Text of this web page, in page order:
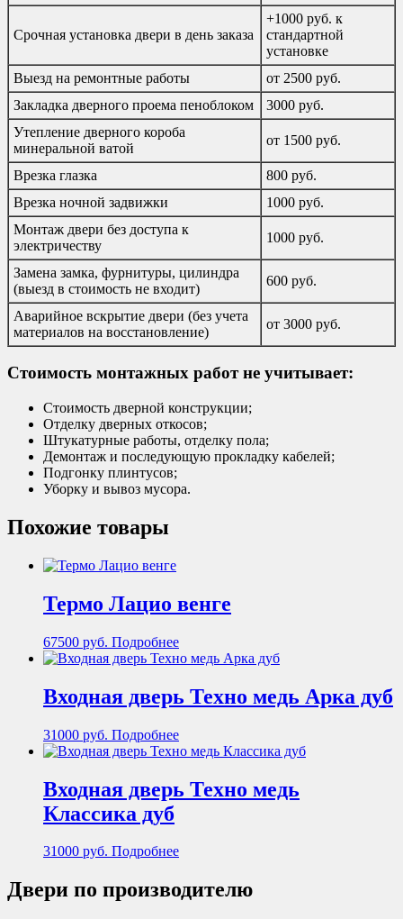
Срочная установка двери в день заказа
+1000 руб. к
стандартной
установке
Выезд на ремонтные работы
от 2500 руб.
Закладка дверного проема пеноблоком
3000 руб.
Утепление дверного короба
минеральной ватой
от 1500 руб.
Врезка глазка
800 руб.
Врезка ночной задвижки
1000 руб.
Монтаж двери без доступа к
электричеству
1000 руб.
Замена замка, фурнитуры, цилиндра
(выезд в стоимость не входит)
600 руб.
Аварийное вскрытие двери (без учета
материалов на восстановление)
от 3000 руб.
Стоимость монтажных работ не учитывает:
Стоимость дверной конструкции;
Отделку дверных откосов;
Штукатурные работы, отделку пола;
Демонтаж и последующую прокладку кабелей;
Подгонку плинтусов;
Уборку и вывоз мусора.
Похожие товары
Термо Лацио венге
67500 руб. Подробнее
Входная дверь Техно медь Арка дуб
31000 руб. Подробнее
Входная дверь Техно медь
Классика дуб
31000 руб. Подробнее
Двери по производителю